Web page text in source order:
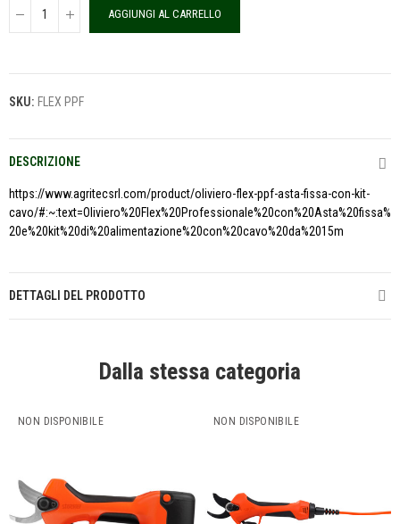
AGGIUNGI AL CARRELLO
SKU: FLEX PPF
DESCRIZIONE
https://www.agritecsrl.com/product/oliviero-flex-ppf-asta-fissa-con-kit-
cavo/#:~:text=Oliviero%20Flex%20Professionale%20con%20Asta%20fissa%
20e%20kit%20di%20alimentazione%20con%20cavo%20da%2015m
DETTAGLI DEL PRODOTTO
Dalla stessa categoria
NON DISPONIBILE NON DISPONIBILE